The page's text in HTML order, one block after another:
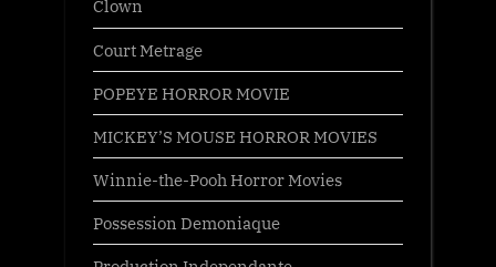
Clown
Court Metrage
POPEYE HORROR MOVIE
MICKEY’S MOUSE HORROR MOVIES
Winnie-the-Pooh Horror Movies
Possession Demoniaque